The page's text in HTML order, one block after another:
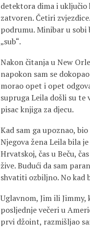
detektora dima i
zatvoren. Četiri
podrumu. Minibar u
„sub“.
Nakon čitanja u New
napokon sam se
morao opet i opet
supruga Leila došli su te
pisac knjiga za djecu.
Kad sam ga upoznao,
Njegova žena Leila bila
Hrvatskoj, čas u Beču,
žive. Budući da sam
shvatiti ozbiljno. No kad
Uglavnom, Jim ili
posljednje večeri u
prvi džoint, razmišljao